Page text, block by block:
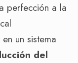
perfección a la
un sistema
del